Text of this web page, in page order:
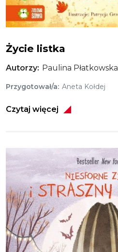
Życie listka
Autorzy Paulina Płatkowska
Przygotował/a Aneta Kołdej
Czytaj więcej
Obraz